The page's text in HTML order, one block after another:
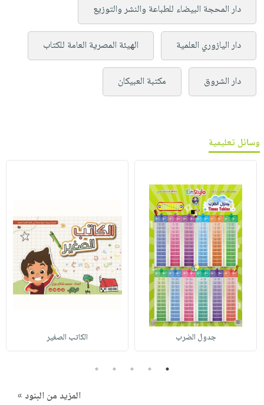
دار المحجة البيضاء للطباعة والنشر والتوزيع
دار اليازوري العلمية الهيئة المصرية العامة للكتاب
دار الشروق مكتبة العبيكان
وسائل تعليمية
جدول الضرب الكاتب الصغير
1
2
3
4
5
المزيد من البنود »